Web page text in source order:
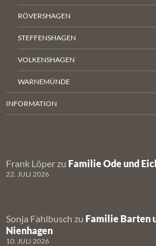
RÖVERSHAGEN
STEFFENSHAGEN
VOLKENSHAGEN
WARNEMÜNDE
INFORMATION
Frank Löper zu Familie Ode und
22. JULI 2026
Sonja Fahlbusch zu Familie Barten
Nienhagen
10. JULI 2026